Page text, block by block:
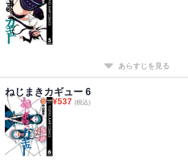
あらすじを見る
ねじまきカギュー 6
¥537 (税込)